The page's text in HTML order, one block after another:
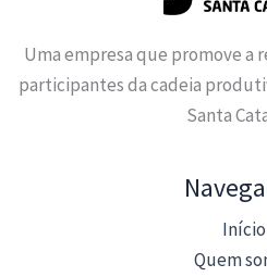
Uma empresa que promove a
participantes da cadeia
Santa
Início
Quem